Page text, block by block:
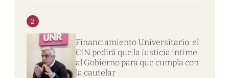
2
Financiamiento Universitario: el
CIN pedirá que la Justicia intime
al Gobierno para que cumpla con
la cautelar